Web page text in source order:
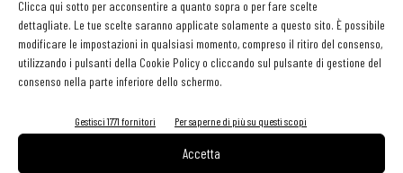
Clicca qui sotto per acconsentire a quanto sopra o per fare scelte
dettagliate. Le tue scelte saranno applicate solamente a questo sito. È possibile
modificare le impostazioni in qualsiasi momento, compreso il ritiro del consenso,
utilizzando i pulsanti della Cookie Policy o cliccando sul pulsante di gestione del
consenso nella parte inferiore dello schermo.
Gestisci 1771 fornitori Per saperne di più su questi scopi
Accetta
menu con piatti afghani, pakistani, iraniani e levantini. Il successo
è stato immediato, anche per la politica del rapporto qualità-
prezzo. Il risultato è che oggi, a pochi anni di distanza, si replica
con l’apertura di Orient Experience II (quartiere Santa Margerita).
frutto di un concorso realizzato dell’Istituto professionale «Andrea
Barbarigo». Stesso concept ma cucina diversa, votata questa